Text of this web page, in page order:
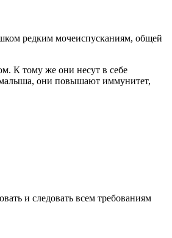
редким мочеиспусканиям, общей
К тому же они несут в себе
малыша, они повышают иммунитет,
и следовать всем требованиям